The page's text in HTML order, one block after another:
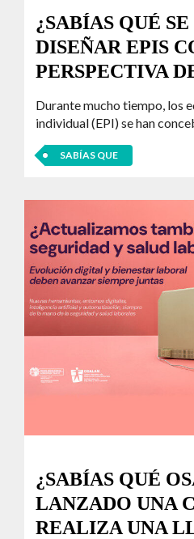
¿SABÍAS QUÉ
DISEÑAR EPIS
PERSPECTIVA
Durante mucho tiempo, los
individual (EPI) se han
SABÍAS QUE
¿SABÍAS QUÉ
LANZADO UNA
REALIZA UNA